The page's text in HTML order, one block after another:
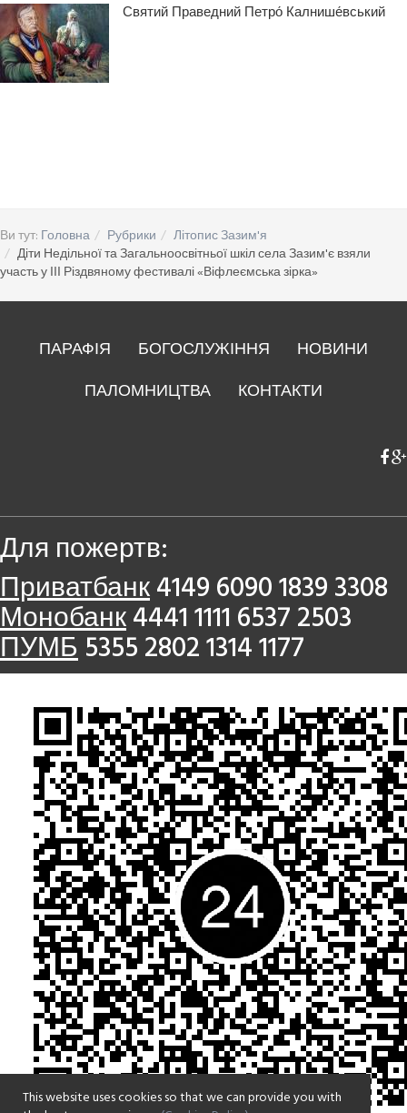
Святий Праведний Петро́ Калнише́вський
Ви тут: Головна Рубрики
Літопис Зазим'я
Діти Недільної та Загальноосвітньої шкіл села Зазим'є взяли
участь у ІІІ Різдвяному фестивалі «Віфлеємська зірка»
ПАРАФІЯ БОГОСЛУЖІННЯ
НОВИНИ
ПАЛОМНИЦТВА
КОНТАКТИ
Для пожертв:
Приватбанк4149 6090 1839 3308
Монобанк4441 1111 6537 2503
ПУМБ5355 2802 1314 1177
This website uses cookies so that we can provide you with